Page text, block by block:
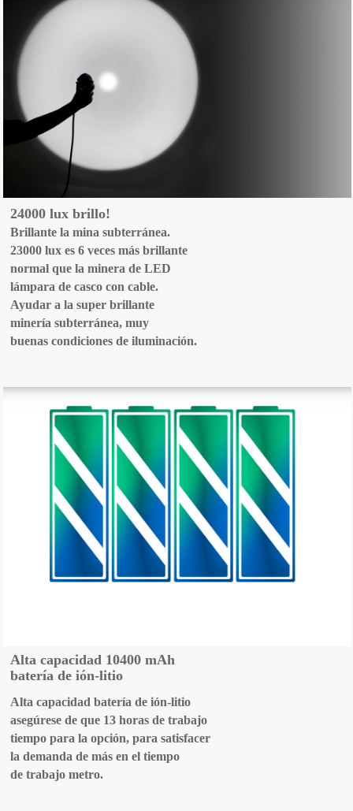
24000 lux brillo!
Brillante la mina subterránea.
23000 lux es 6 veces más brillante
normal que la minera de LED
lámpara de casco con cable.
Ayudar a la super brillante
minería subterránea, muy
buenas condiciones de iluminación.
Alta capacidad 10400 mAh
batería de ión-litio
Alta capacidad batería de ión-litio
asegúrese de que 13 horas de trabajo
tiempo para la opción, para satisfacer
la demanda de más en el tiempo
de trabajo metro.